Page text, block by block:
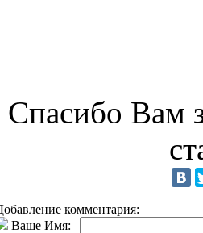
Спасибо Вам
комментария:
Ваше Имя: